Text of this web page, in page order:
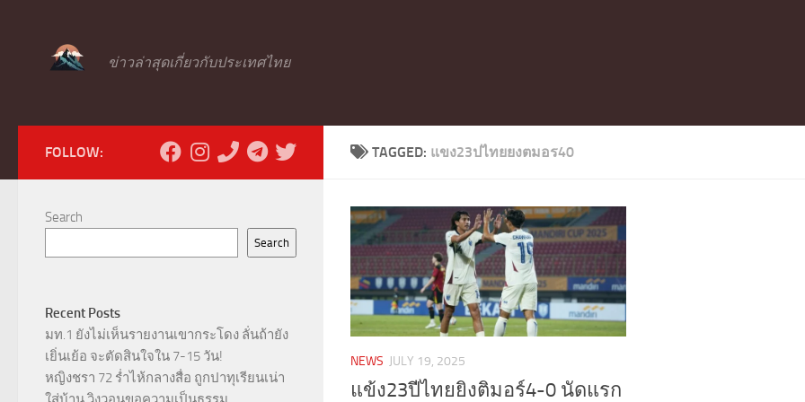
ข่าวล่าสุดเกี่ยวกับประเทศไทย
TAGGED: แขง23ปไทยยงตมอร40
NEWS JULY 19, 2025
แข้ง23ปีไทยยิงติมอร์4-0 นัดแรก
FOLLOW:
Search
Search
Recent Posts
มท.1 ยังไม่เห็นรายงานเขากระโดง ลั่นถ้ายัง
เยิ่นเย้อ จะตัดสินใจใน 7-15 วัน!
หญิงชรา 72 ร่ำไห้กลางสื่อ ถูกปาทุเรียนเน่า